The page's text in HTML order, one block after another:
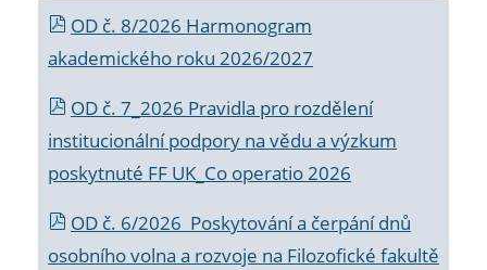
OD č. 8/2026 Harmonogram
akademického roku 2026/2027
OD č. 7_2026 Pravidla pro rozdělení
institucionální podpory na vědu a výzkum
poskytnuté FF UK_Co operatio 2026
OD č. 6/2026 Poskytování a čerpání dnů
osobního volna a rozvoje na Filozofické fakultě